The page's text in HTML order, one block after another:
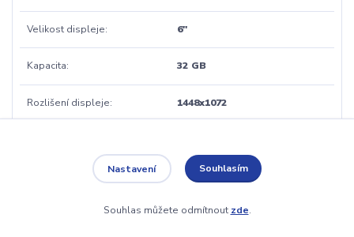
Velikost displeje 6"
Kapacita 32 GB
Rozlišení displeje 1448x1072
Ano
Ano
Nastavení Souhlasím
Souhlas můžete odmítnout zde.